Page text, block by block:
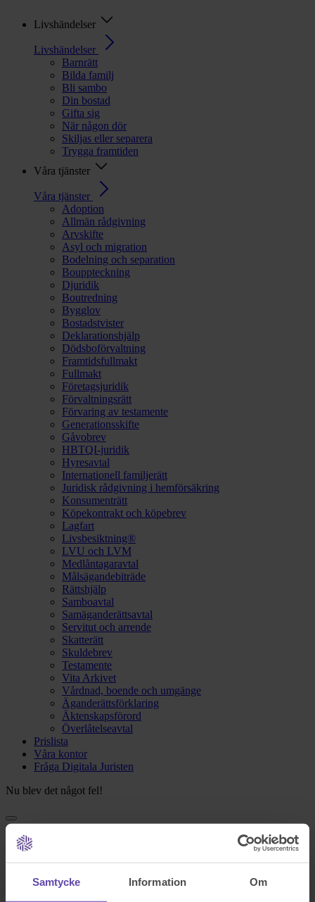
Samtycke Information Om
Livshändelser
Livshändelser
Barnrätt
Bilda familj
Bli sambo
Din bostad
Gifta sig
När någon dör
Skiljas eller separera
Trygga framtiden
Våra tjänster
Våra tjänster
Adoption
Allmän rådgivning
Arvskifte
Asyl och migration
Bodelning och separation
Bouppteckning
Djuridik
Boutredning
Bygglov
Bostadstvister
Deklarationshjälp
Dödsboförvaltning
Framtidsfullmakt
Fullmakt
Företagsjuridik
Förvaltningsrätt
Förvaring av testamente
Generationsskifte
Gåvobrev
HBTQI-juridik
Hyresavtal
Internationell familjerätt
Juridisk rådgivning i hemförsäkring
Konsumenträtt
Köpekontrakt och köpebrev
Lagfart
Livsbesiktning®
LVU och LVM
Medlåntagaravtal
Målsägandebiträde
Rättshjälp
Samboavtal
Samäganderättsavtal
Servitut och arrende
Skatterätt
Skuldebrev
Testamente
Vita Arkivet
Vårdnad, boende och umgänge
Äganderättsförklaring
Äktenskapsförord
Överlåtelseavtal
Prislista
Våra kontor
Fråga Digitala Juristen
Nu blev det något fel!
Testa igen och om det fortfarande inte fungerar kontakta oss på
support@familjensjurist.se.
Stäng